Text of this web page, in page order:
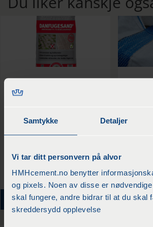
Samtykke Detaljer
Vi tar ditt personvern på alvor
HMHcement.no benytter
og pixels. Noen av disse er
skal fungere, andre bidrar til at du skal
skreddersydd opplevelse
Fugesand Veksthemmende 20 kg
KJØP